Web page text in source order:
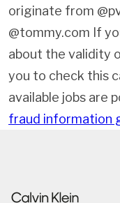
originate from
@tommy.com If
about the validity
you to check this
available jobs are
fraud information